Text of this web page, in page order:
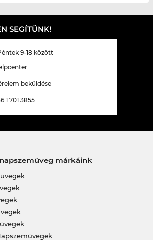
SEGÍTÜNK!
9-18 között
beküldése
1 701 3855
márkáink